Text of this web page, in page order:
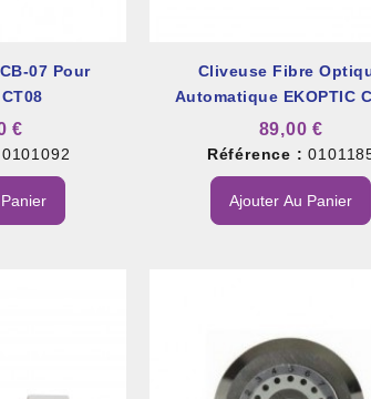
07 Pour
€
0101092
Cliveuse Fibre
Automatique EKOPTIC
89,00 €
Référence :
Ajouter Au Panier